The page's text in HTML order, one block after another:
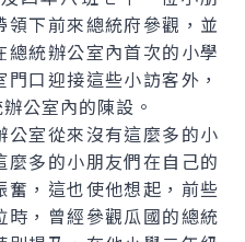
下前來總統府參觀，並
統辦公室內首次的小學
口迎接這些小訪客外，
公室內的陳設。
室從來沒有這麼多的小
多的小朋友們在自己的
，這也使他想起，前些
時，曾經參觀瓜國的總統